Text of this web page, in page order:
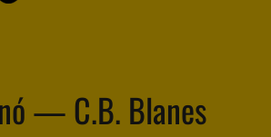
— C.B. Blanes